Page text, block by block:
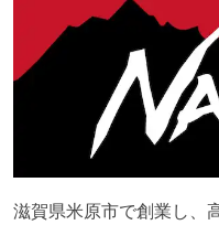
滋賀県米原市で創業し、